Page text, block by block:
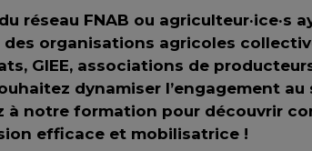
réseau FNAB ou agriculteur·ice·s
organisations agricoles
GIEE, associations de
dynamiser l’engagement
à notre formation pour découvrir
efficace et mobilisatrice !